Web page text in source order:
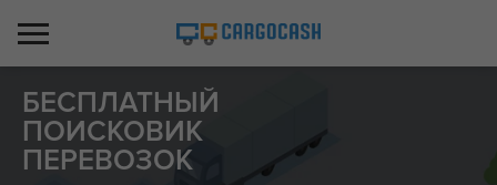
БЕСПЛАТНЫЙ
ПОИСКОВИК
ПЕРЕВОЗОК